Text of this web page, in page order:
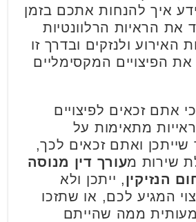
איך להנחות אתכם בזמן
הראיות הרלוונטיות
האירוע ולנזקים ובדרך זו
הפיצויים המקסימליים
אתם זכאים לפיצויים
מתאימות על
שייתכן ואתם זכאים לכך,
שירות מעורך דין מנוסה
הנזיקין, ייתכן ולא
המגיע לכם, או שתזכו
ממה שהייתם